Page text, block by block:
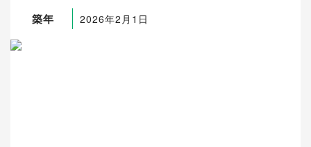
築年 2026年2月1日